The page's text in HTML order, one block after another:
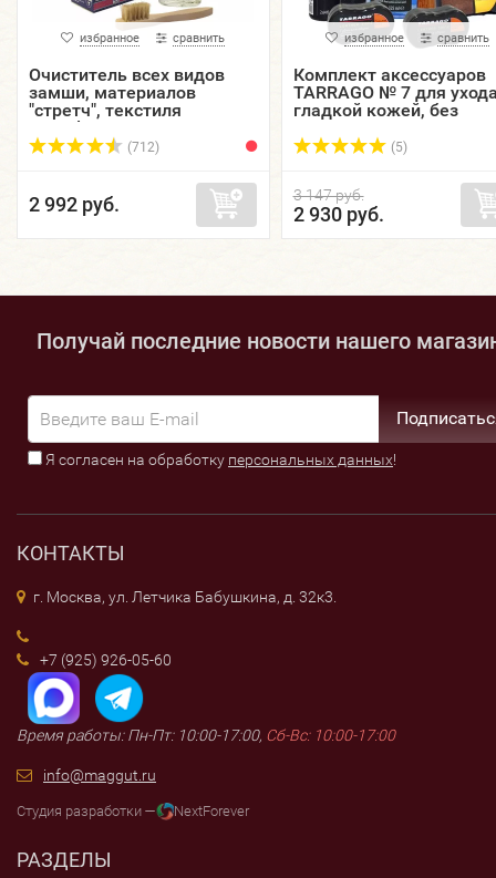
избранное сравнить
Очиститель всех видов
замши, материалов
"стретч", текстиля
Omnidaim SAPHIR,
стеклянный флакон, 100
(712)
2 992 руб.
избранное сравнить
Комплект аксессуаров
TARRAGO № 7 для
гладкой кожей, без
(5)
3 147 руб.
2 930 руб.
Получай последние новости нашего
Я согласен на обработку персональных данных!
КОНТАКТЫ
г. Москва, ул. Летчика Бабушкина, д. 32к3.
+7 (925) 926-05-60
Время работы: Пн-Пт: 10:00-17:00, Сб-Вс: 10:00-17:00
info@maggut.ru
Студия разработки — NextForever
РАЗДЕЛЫ